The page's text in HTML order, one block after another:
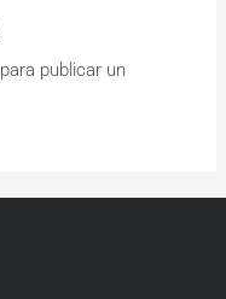
para publicar un